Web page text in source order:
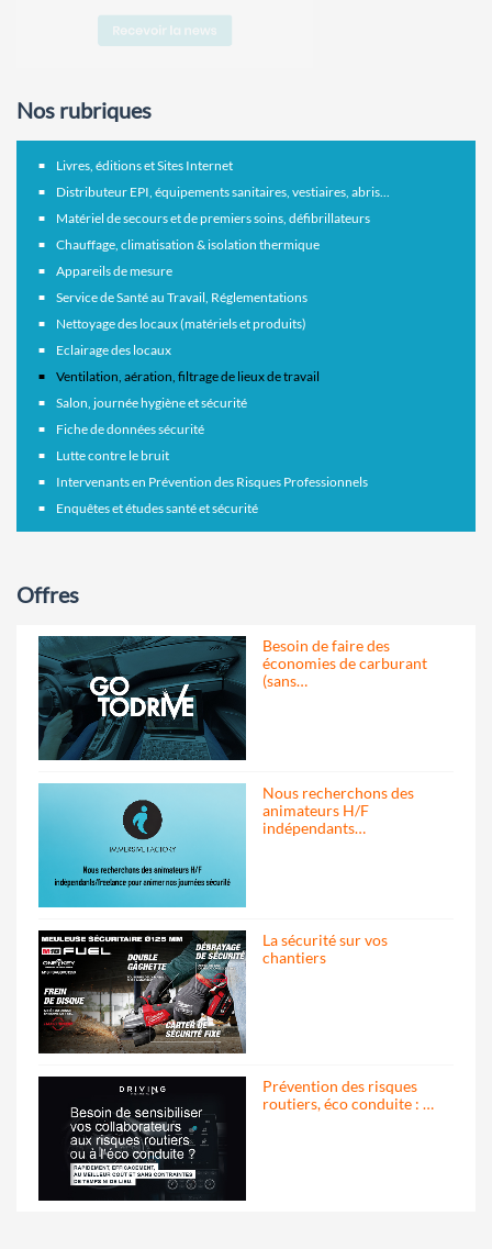
Nos rubriques
Livres, éditions et Sites Internet
Distributeur EPI, équipements sanitaires, vestiaires, abris...
Matériel de secours et de premiers soins, défibrillateurs
Chauffage, climatisation & isolation thermique
Appareils de mesure
Service de Santé au Travail, Réglementations
Nettoyage des locaux (matériels et produits)
Eclairage des locaux
Ventilation, aération, filtrage de lieux de travail
Salon, journée hygiène et sécurité
Fiche de données sécurité
Lutte contre le bruit
Intervenants en Prévention des Risques Professionnels
Enquêtes et études santé et sécurité
Offres
Besoin de faire des
économies de carburant
(sans…
Nous recherchons des
animateurs H/F
indépendants…
La sécurité sur vos
chantiers
Prévention des risques
routiers, éco conduite : …